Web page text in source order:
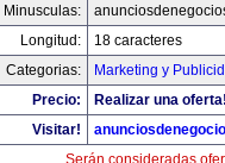
Minusculas:
Longitud:
18 caracteres
Categorias:
Marketing y
Precio:
Realizar una
Visitar!
Serán consideradas